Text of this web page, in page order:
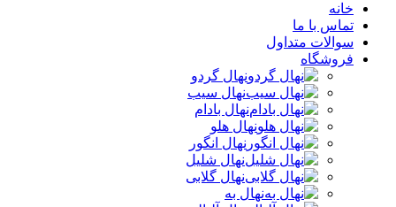
خانه
تماس با ما
سوالات متداول
فروشگاه
نهال گردو
نهال سیب
نهال بادام
نهال هلو
نهال انگور
نهال شلیل
نهال گلابی
نهال به